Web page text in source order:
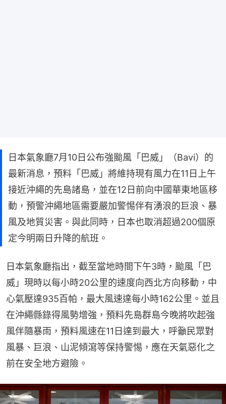
日本氣象廳7月10日公布強颱風「巴威」（Bavi）的
最新消息，預料「巴威」將維持現有風力在11日上午
接近沖繩的先島諸島，並在12日前向中國華東地區移
動，預警沖繩地區需要嚴加警惕伴有湧浪的巨浪、暴
風及地質災害。與此同時，日本也取消超過200個原
定今明兩日升降的航班。
日本氣象廳指出，截至當地時間下午3時，颱風「巴
威」現時以每小時20公里的速度向西北方向移動，中
心氣壓達935百帕，最大風速達每小時162公里。並且
在沖繩縣錄得風勢增強，預料先島群島今晚將吹起強
風伴隨暴雨，預料風速在11日達到最大，呼籲民眾對
風暴、巨浪、山泥傾瀉等保持警惕，應在天氣惡化之
前在安全地方避險。